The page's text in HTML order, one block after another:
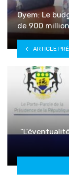
Oyem: Le
de 900
ARTICLE